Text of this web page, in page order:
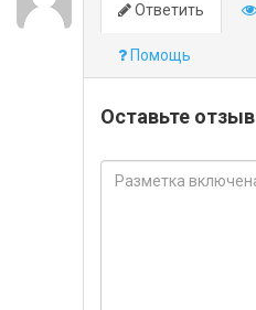
Ответить
Помощь
Оставьте отзыв